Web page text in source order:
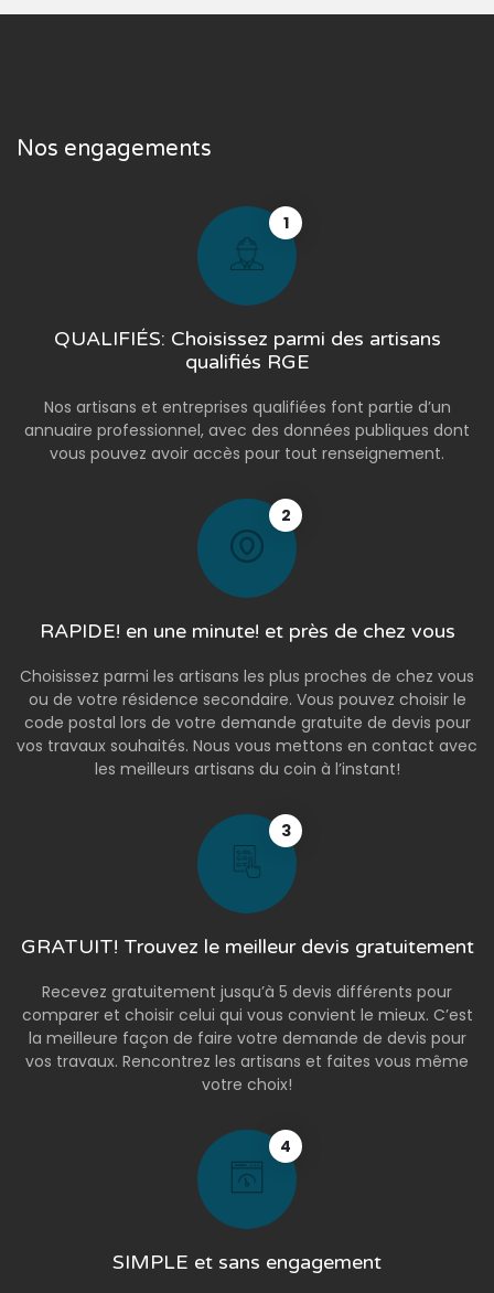
Nos engagements
1
QUALIFIÉS: Choisissez parmi des artisans
qualifiés RGE
Nos artisans et entreprises qualifiées font partie d’un
annuaire professionnel, avec des données publiques dont
vous pouvez avoir accès pour tout renseignement.
2
RAPIDE! en une minute! et près de chez vous
Choisissez parmi les artisans les plus proches de chez vous
ou de votre résidence secondaire. Vous pouvez choisir le
code postal lors de votre demande gratuite de devis pour
vos travaux souhaités. Nous vous mettons en contact avec
les meilleurs artisans du coin à l’instant!
3
GRATUIT! Trouvez le meilleur devis gratuitement
Recevez gratuitement jusqu’à 5 devis différents pour
comparer et choisir celui qui vous convient le mieux. C’est
la meilleure façon de faire votre demande de devis pour
vos travaux. Rencontrez les artisans et faites vous même
votre choix!
4
SIMPLE et sans engagement